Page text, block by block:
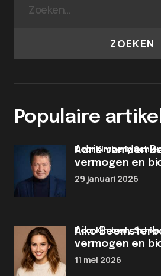
ZOEKEN
Populaire
Adrie van den
vermogen en
door Kimberly
29 januari 2026
Aiko
vermogen en
door Kimberly
11 mei 2026